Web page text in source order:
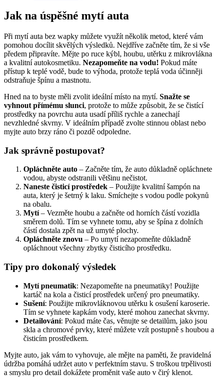
Jak na úspěšné mytí auta
Při mytí auta bez wapky můžete využít několik metod, které vám
pomohou docílit skvělých výsledků. Nejdříve začněte tím, že si vše
předem připravíte. Mějte po ruce kýbl, houbu, utěrku z mikrovlákna
a kvalitní autokosmetiku. Nezapomeňte na vodu! Pokud máte
přístup k teplé vodě, bude to výhoda, protože teplá voda účinněji
odstraňuje špínu a mastnotu.
Hned na to byste měli zvolit ideální místo na mytí. Snažte se
vyhnout přímému slunci, protože to může způsobit, že se čistící
prostředky na povrchu auta usadí příliš rychle a zanechají
nevzhledné skvrny. V ideálním případě zvolte stinnou oblast nebo
myjte auto brzy ráno či pozdě odpoledne.
Jak správně postupovat?
Opláchněte auto – Začněte tím, že auto důkladně opláchnete
vodou, abyste odstranili většinu nečistot.
Naneste čisticí prostředek – Použijte kvalitní šampón na
auta, který je šetrný k laku. Smíchejte s vodou podle pokynů
na obalu.
Mytí– Vezměte houbu a začněte od horních částí vozidla
směrem dolů. Tím se vyhnete tomu, aby se špína z dolních
částí dostala zpět na už umyté plochy.
Opláchněte znovu – Po umytí nezapomeňte důkladně
opláchnout všechny zbytky čisticího prostředku.
Tipy pro dokonalý výsledek
Mytí pneumatik: Nezapomeňte na pneumatiky! Použijte
kartáč na kola a čisticí prostředek určený pro pneumatiky.
Sušení: Použijte mikrovláknovou utěrku k osušení karoserie.
Tím se vyhnete kapkám vody, které mohou zanechat skvrny.
Detailování: Pokud máte čas, věnujte se detailům, jako jsou
skla a chromové prvky, které můžete vzít postupně s houbou a
čisticím prostředkem.
Myjte auto, jak vám to vyhovuje, ale mějte na paměti, že pravidelná
údržba pomáhá udržet auto v perfektním stavu. S troškou trpělivosti
a smyslu pro detail dokážete proměnit vaše auto v čirý klenot.